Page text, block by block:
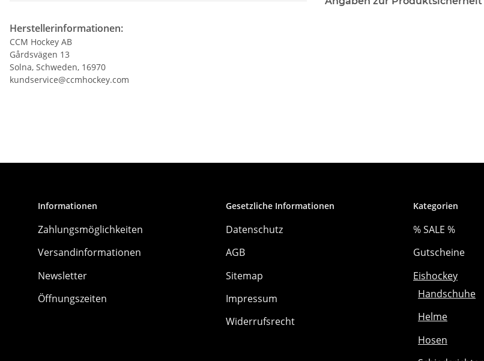
Herstellerinformationen:
CCM Hockey AB
Gårdsvägen 13
Solna, Schweden, 16970
kundservice@ccmhockey.com
Informationen
Zahlungsmöglichkeiten
Versandinformationen
Newsletter
Öffnungszeiten
Gesetzliche Informationen
Datenschutz
AGB
Sitemap
Impressum
Widerrufsrecht
Kategorien
% SALE %
Gutscheine
Eishockey
Handschuhe
Helme
Hosen